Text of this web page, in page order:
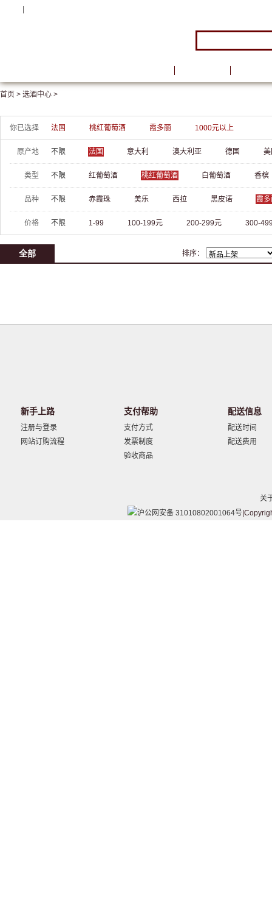
首页 > 选酒中心 >
你已选择 法国 桃红葡萄酒 霞多丽 1000元以上
原产地 不限 法国 意大利 澳大利亚 德国
类型 不限 红葡萄酒 桃红葡萄酒 白葡萄酒 香槟
品种 不限 赤霞珠 美乐 西拉 黑皮诺 霞
价格 不限 1-99 100-199元 200-299元 300-
全部 排序：
新手上路
注册与登录
网站订购流程
支付帮助
支付方式
发票制度
验收商品
配送信息
配送时间
配送费用
关
沪公网安备 31010802001064号